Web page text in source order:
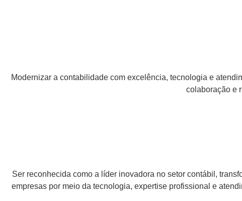
Modernizar a contabilidade com excelência, tecnologia e
colaboração e
Ser reconhecida como a líder inovadora no setor contábil,
empresas por meio da tecnologia, expertise profissional e